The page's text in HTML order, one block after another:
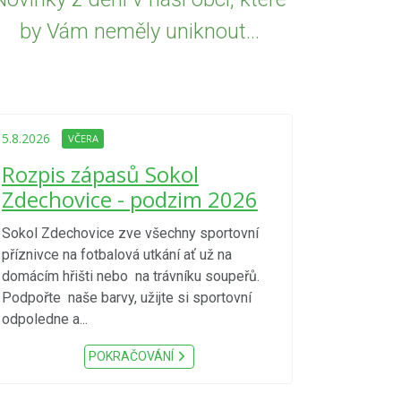
by Vám neměly uniknout...
5.8.2026 VČERA
Rozpis zápasů Sokol
Zdechovice - podzim 2026
Sokol Zdechovice zve všechny sportovní
příznivce na fotbalová utkání ať už na
domácím hřišti nebo na trávníku soupeřů.
Podpořte naše barvy, užijte si sportovní
odpoledne a...
POKRAČOVÁNÍ